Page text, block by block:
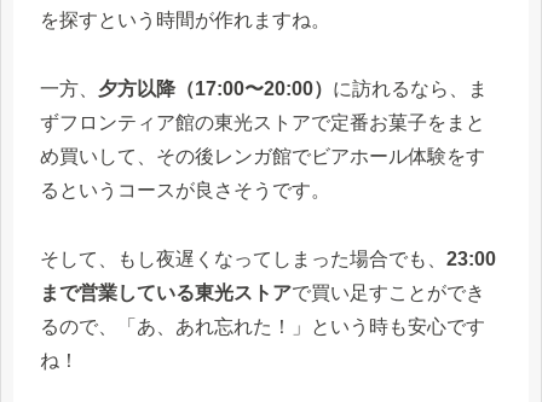
を探すという時間が作れますね。
一方、 夕方以降（17:00〜20:00） に訪れるなら、ま
ずフロンティア館の東光ストアで定番お菓子をまと
め買いして、その後レンガ館でビアホール体験をす
るというコースが良さそうです。
そして、もし夜遅くなってしまった場合でも、 23:00
まで営業している東光ストアで買い足すことができ
るので、「あ、あれ忘れた！」という時も安心です
ね！